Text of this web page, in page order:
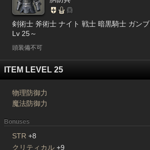
剣術士 斧術士 ナイト 戦士 暗黒騎士 ガン
Lv 25～
頭装備不可
ITEM LEVEL 25
物理防御力
魔法防御力
Bonuses
STR +8
クリティカル +9